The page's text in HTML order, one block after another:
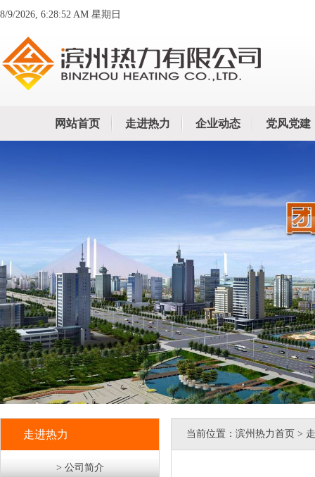
8/9/2026, 6:28:53 AM 星期日
网站首页 走进热力 企业动态 党风党建
走进热力
> 公司简介
当前位置： 滨州热力首页 >